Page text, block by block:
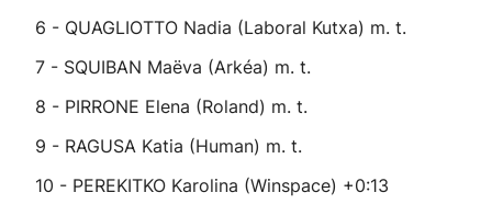
6 - QUAGLIOTTO Nadia (Laboral Kutxa) m. t.
7 - SQUIBAN Maëva (Arkéa) m. t.
8 - PIRRONE Elena (Roland) m. t.
9 - RAGUSA Katia (Human) m. t.
10 - PEREKITKO Karolina (Winspace) +0:13